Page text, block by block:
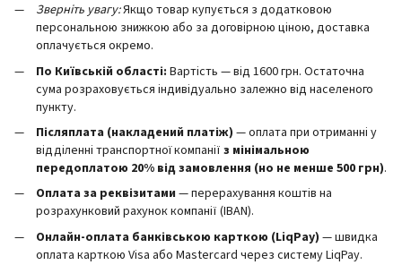
Зверніть увагу:Якщо товар купується з додатковою
персональною знижкою або за договірною ціною, доставка
оплачується окремо.
По Київській області: Вартість — від 1600 грн. Остаточна
сума розраховується індивідуально залежно від населеного
пункту.
Післяплата (накладений платіж) — оплата при отриманні у
відділенні транспортної компанії з мінімальною
передоплатою 20% від замовлення (но не менше 500 грн).
Оплата за реквізитами — перерахування коштів на
розрахунковий рахунок компанії (IBAN).
Онлайн-оплата банківською карткою (LiqPay) — швидка
оплата карткою Visa або Mastercard через систему LiqPay.